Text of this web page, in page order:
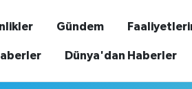
Gündem
Dünya'dan Haberler